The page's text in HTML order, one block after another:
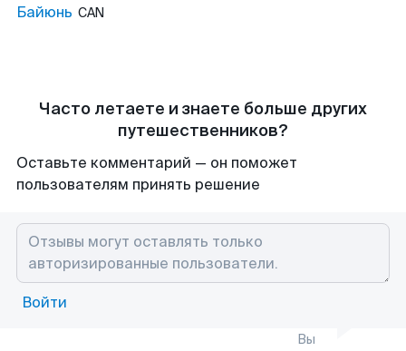
Байюнь CAN
Часто летаете и знаете больше других
путешественников?
Оставьте комментарий — он поможет
пользователям принять решение
Войти
Вы